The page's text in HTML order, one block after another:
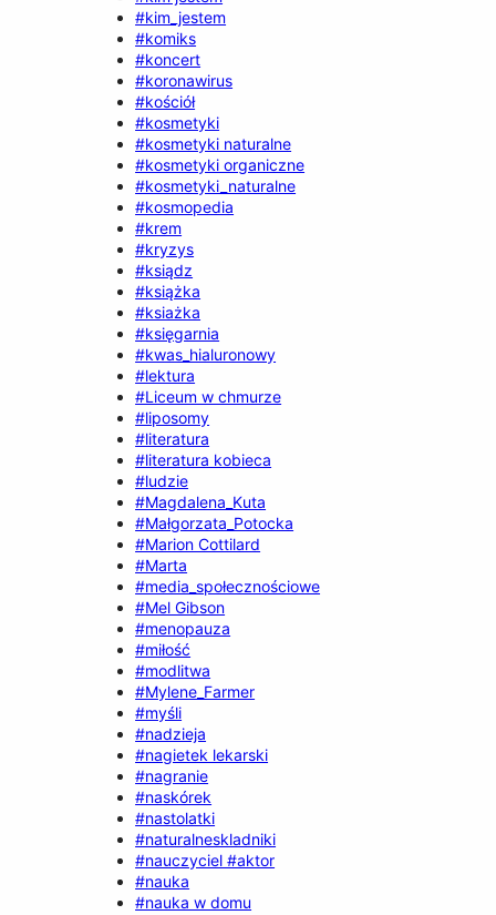
#kim_jestem
#komiks
#koncert
#koronawirus
#kościół
#kosmetyki
#kosmetyki naturalne
#kosmetyki organiczne
#kosmetyki_naturalne
#kosmopedia
#krem
#kryzys
#ksiądz
#książka
#ksiażka
#księgarnia
#kwas_hialuronowy
#lektura
#Liceum w chmurze
#liposomy
#literatura
#literatura kobieca
#ludzie
#Magdalena_Kuta
#Małgorzata_Potocka
#Marion Cottilard
#Marta
#media_społecznościowe
#Mel Gibson
#menopauza
#miłość
#modlitwa
#Mylene_Farmer
#myśli
#nadzieja
#nagietek lekarski
#nagranie
#naskórek
#nastolatki
#naturalneskladniki
#nauczyciel #aktor
#nauka
#nauka w domu